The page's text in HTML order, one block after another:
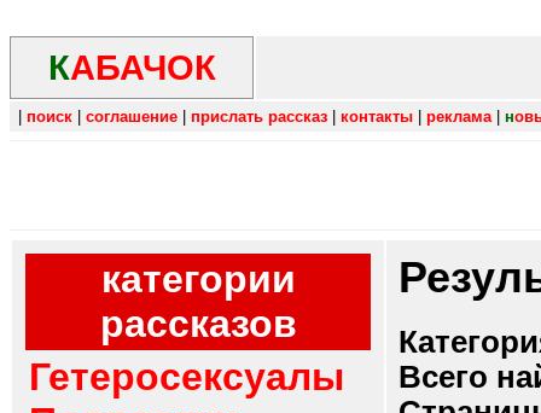
КАБАЧОК
поиск соглашение прислать рассказ контакты реклама| н
категории
рассказов
Гетеросексуалы
Всего